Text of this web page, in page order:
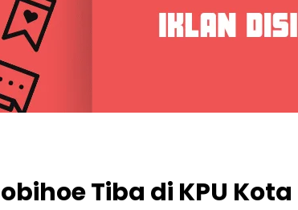
Tiba di KPU Kota